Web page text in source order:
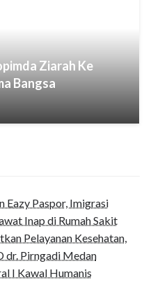
Ziarah Ke
Bangsa
Eazy Paspor, Imigrasi
Inap di Rumah Sakit
Pelayanan Kesehatan,
dr. Pirngadi Medan‎
I Kawal Humanis